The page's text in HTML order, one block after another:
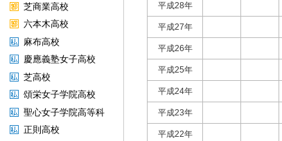
平成28年
平成27年
平成26年
平成25年
平成24年
平成23年
平成22年
芝商業高校
六本木高校
麻布高校
慶應義塾女子高校
芝高校
頌栄女子学院高校
聖心女子学院高等科
正則高校